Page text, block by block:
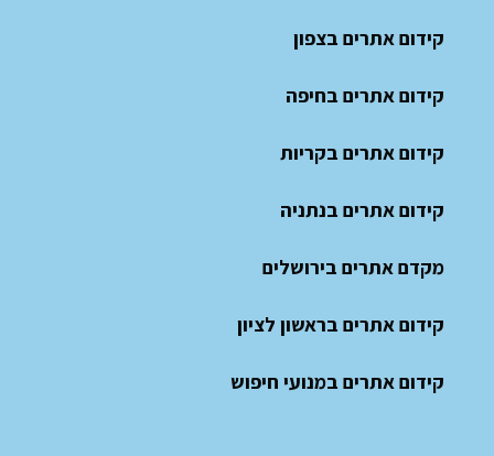
קידום אתרים בצפון
קידום אתרים בחיפה
קידום אתרים בקריות
קידום אתרים בנתניה
מקדם אתרים בירושלים
קידום אתרים בראשון לציון
קידום אתרים במנועי חיפוש